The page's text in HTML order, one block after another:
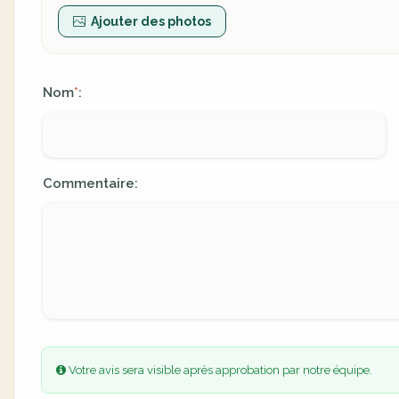
Ajouter des photos
Nom*:
Commentaire:
Votre avis sera visible après approbation par notre équipe.